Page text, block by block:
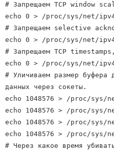
# Зaпрещаем TCP window
echo 0 > /proc/sys/net/
# Запрещаем selective
echo 0 > /proc/sys/net/
# Запрещаем TCP
echo 0 > /proc/sys/net/
# Уличиваем размер буфера
данных через сокеты.
echo 1048576 > /proc/sys/
echo 1048576 > /proc/sys/
echo 1048576 > /proc/sys/
echo 1048576 > /proc/sys/
# Через какое время